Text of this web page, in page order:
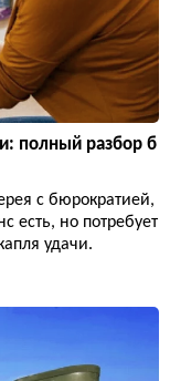
полный разбор б
с бюрократией,
есть, но потребует
удачи.